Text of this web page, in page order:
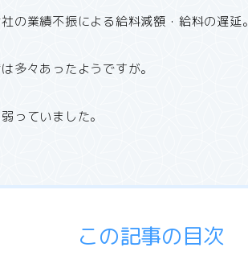
の業績不振による給料減額・給料の遅延。
多々あったようですが。
っていました。
この記事の目次